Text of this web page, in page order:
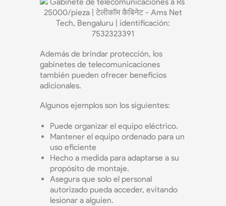
Además de brindar protección, los
gabinetes de telecomunicaciones
también pueden ofrecer beneficios
adicionales.
Algunos ejemplos son los siguientes:
Puede organizar el equipo eléctrico.
Mantener el equipo ordenado para un
uso eficiente
Hecho a medida para adaptarse a su
propósito de montaje.
Asegura que solo el personal
autorizado pueda acceder, evitando
lesionar a alguien.